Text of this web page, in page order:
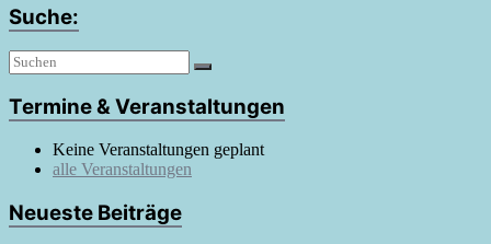
Suche:
Termine & Veranstaltungen
Keine Veranstaltungen geplant
alle Veranstaltungen
Neueste Beiträge